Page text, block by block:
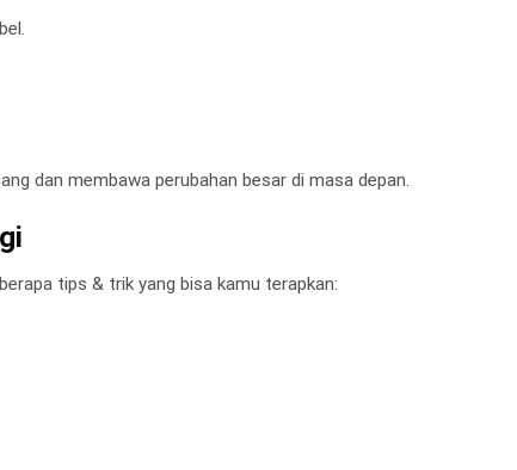
dan membawa perubahan besar di masa depan.
tips & trik yang bisa kamu terapkan: